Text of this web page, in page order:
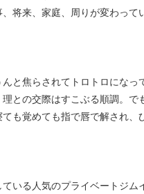
来、家庭、周りが変わって
んと焦らされてトロトロになっ
の交際はすこぶる順調。で
ても覚めても指で唇で解され
いる人気のプライベートジム